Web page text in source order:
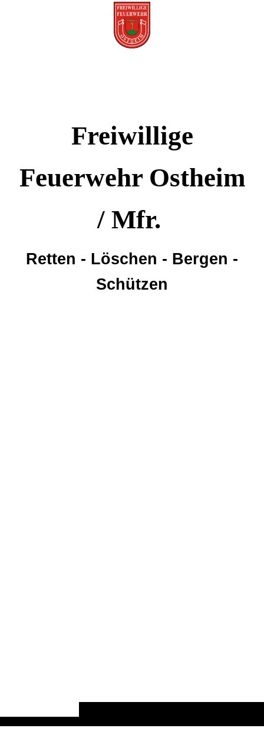
Freiwillige
Feuerwehr Ostheim
/ Mfr.
Retten - Löschen - Bergen -
Schützen